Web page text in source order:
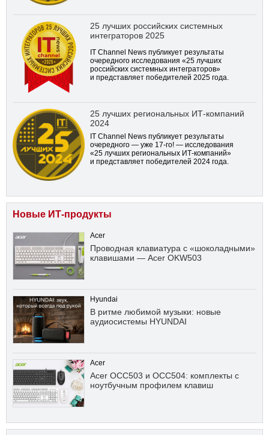
25 лучших российских системных
интеграторов 2025
IT Channel News публикует результаты
очередного исследования «25 лучших
российских системных интеграторов»
и представляет победителей 2025 года.
25 лучших региональных ИТ-компаний
2024
IT Channel News публикует результаты
очередного — уже 17-го! — исследования
«25 лучших региональных ИТ-компаний»
и представляет победителей 2024 года.
Новые ИТ-продукты
Acer
Проводная клавиатура с «шоколадными»
клавишами — Acer OKW503
Hyundai
В ритме любимой музыки: новые
аудиосистемы HYUNDAI
Acer
Acer OCC503 и OCC504: комплекты с
ноутбучным профилем клавиш